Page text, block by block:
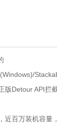
版Detour API拦
近百万装机容量